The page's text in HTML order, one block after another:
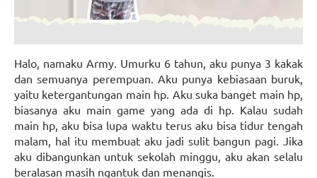
Halo, namaku Army. Umurku 6 tahun, aku punya 3 kakak
dan semuanya perempuan. Aku punya kebiasaan buruk,
yaitu ketergantungan main hp. Aku suka banget main hp,
biasanya aku main game yang ada di hp. Kalau sudah
main hp, aku bisa lupa waktu terus aku bisa tidur tengah
malam, hal itu membuat aku jadi sulit bangun pagi. Jika
aku dibangunkan untuk sekolah minggu, aku akan selalu
beralasan masih ngantuk dan menangis.